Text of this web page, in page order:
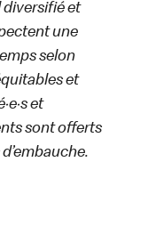
diversifié et
une
selon
et
et
sont offerts